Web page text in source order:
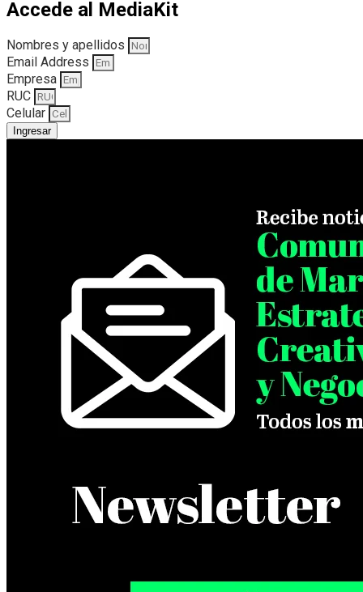
Accede al MediaKit
Nombres y apellidos
Email Address
Empresa
RUC
Celular
Ingresar